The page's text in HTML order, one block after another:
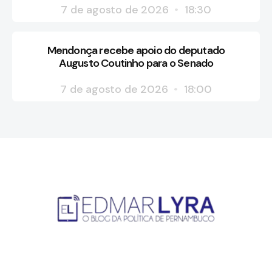
7 de agosto de 2026
18:30
Mendonça recebe apoio do deputado
Augusto Coutinho para o Senado
7 de agosto de 2026
18:00